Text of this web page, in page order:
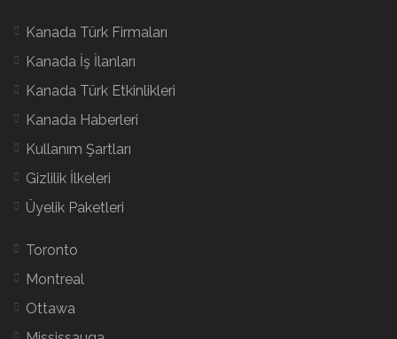
Kanada Türk Firmaları
Kanada İş İlanları
Kanada Türk Etkinlikleri
Kanada Haberleri
Kullanım Şartları
Gizlilik İlkeleri
Üyelik Paketleri
Toronto
Montreal
Ottawa